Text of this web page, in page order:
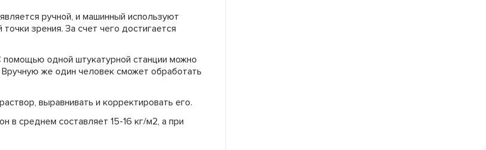
ручной, и машинный используют
зрения. За счет чего достигается
одной штукатурной станции можно
же один человек сможет обработать
выравнивать и корректировать его.
в среднем составляет 15-16 кг/м2, а при